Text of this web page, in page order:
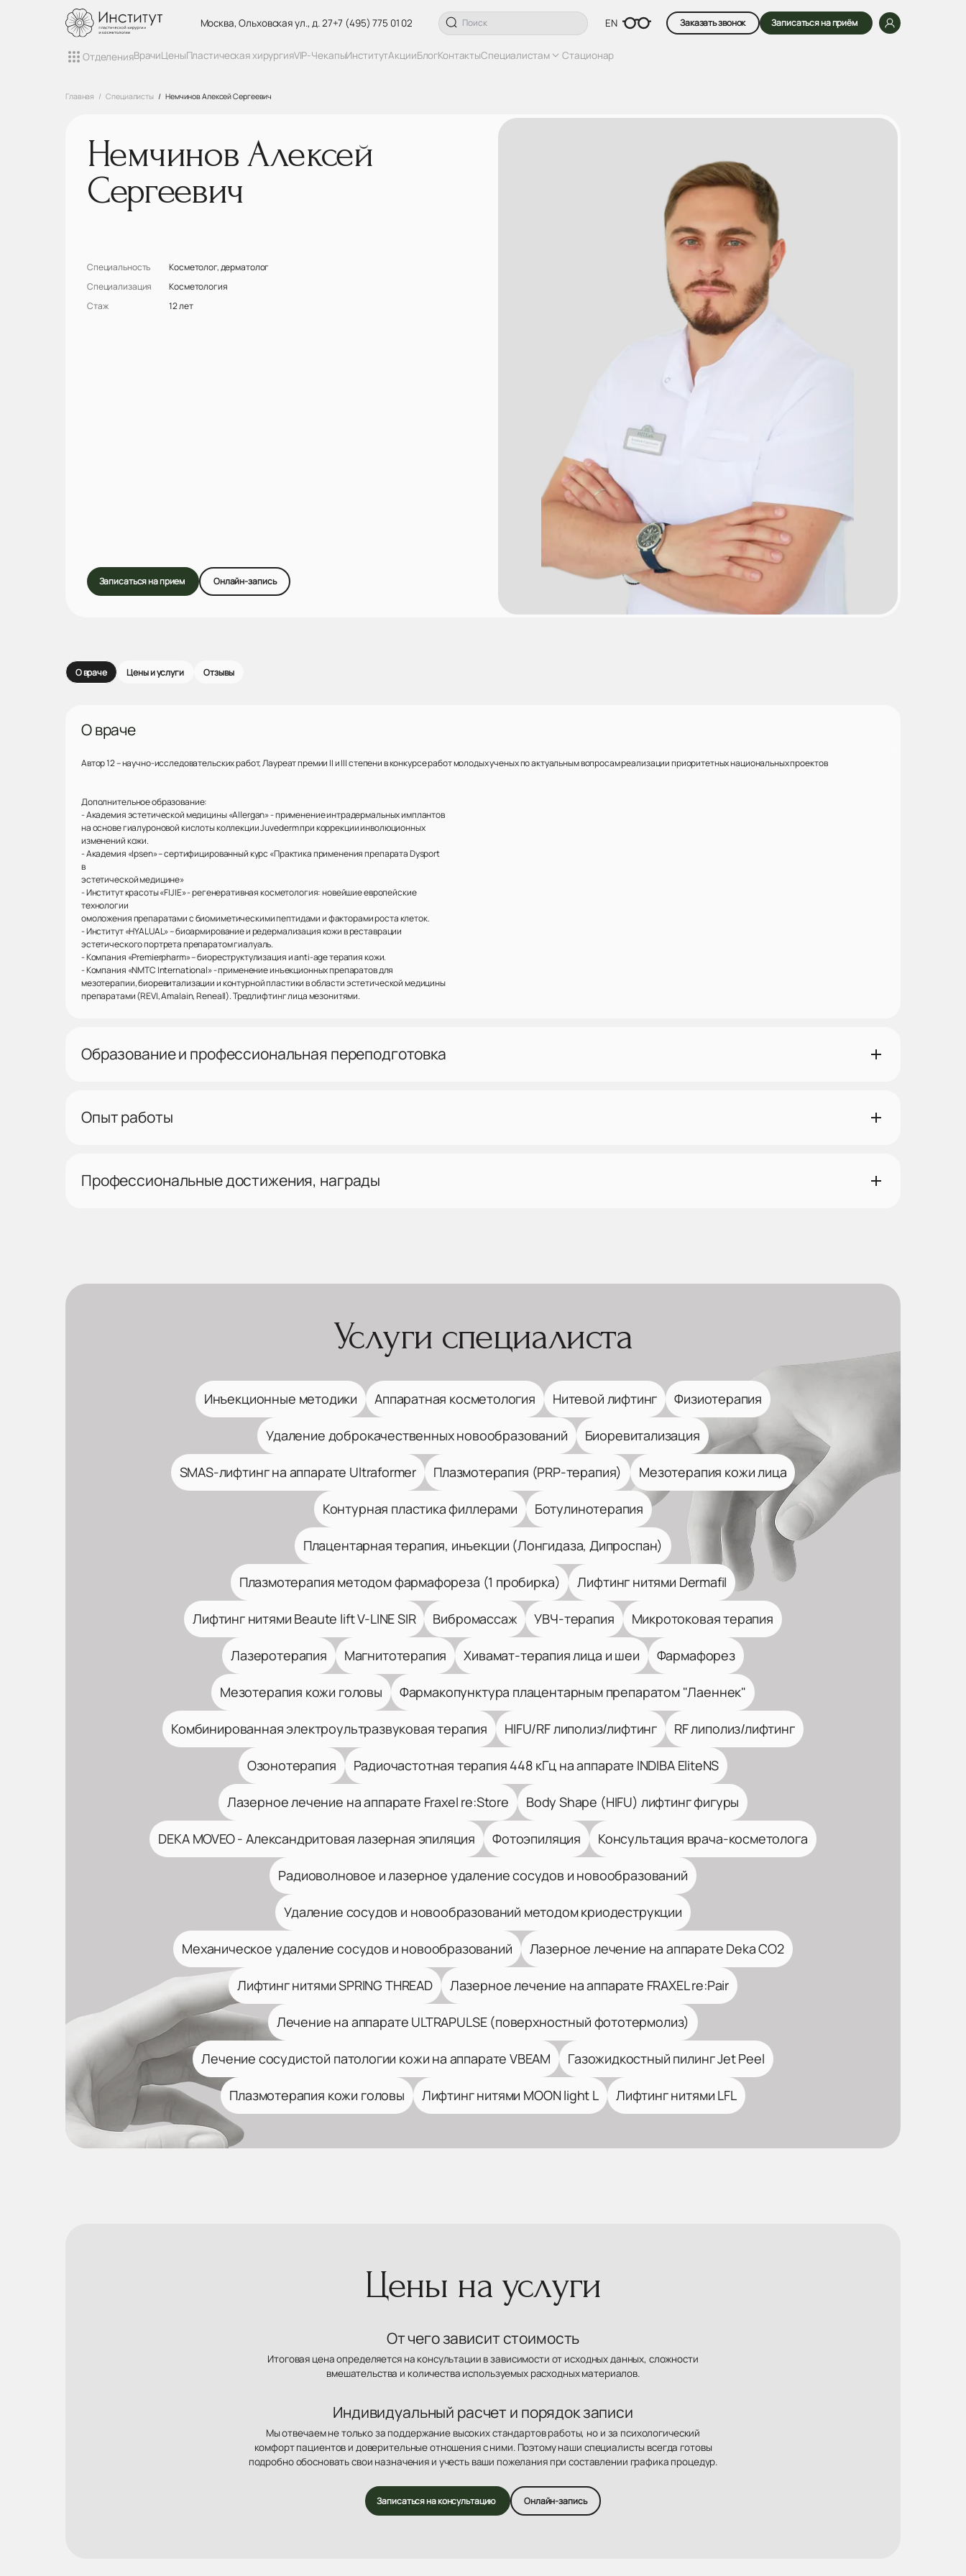
Москва, Ольховская ул., д. 27+7 (495) 775 01 02 EN Заказать звонок Записаться на приём
ОтделенияВрачиЦеныПластическая хирургияVIP-ЧекапыИнститутАкцииБлогКонтактыСпециалистам Стационар
Главная Специалисты Немчинов Алексей Сергеевич
Немчинов Алексей
Сергеевич
Специальность
Косметолог, дерматолог
Специализация
Косметология
Стаж
12 лет
Записаться на прием Онлайн-запись
О враче Цены и услуги Отзывы
О враче
Автор 12 – научно-исследовательских работ, Лауреат премии II и III степени в конкурсе работ молодых ученых по актуальным вопросам реализации приоритетных национальных проектов
Дополнительное образование:
- Академия эстетической медицины «Allergan» - применение интрадермальных имплантов
на основе гиалуроновой кислоты коллекции Juvederm при коррекции инволюционных
изменений кожи.
- Академия «Ipsen» – сертифицированный курс «Практика применения препарата Dysport
в
эстетической медицине»
- Институт красоты «FIJIE» - регенеративная косметология: новейшие европейские
технологии
омоложения препаратами с биомиметическими пептидами и факторами роста клеток.
- Институт «HYALUAL» – биоармирование и редермализация кожи в реставрации
эстетического портрета препаратом гиалуаль.
- Компания «Premierpharm» – биореструктулизация и anti-age терапия кожи.
- Компания «NMTC International» - применение инъекционных препаратов для
мезотерапии, биоревитализации и контурной пластики в области эстетической медицины
препаратами (REVI, Amalain, Reneall). Тредлифтинг лица мезонитями.
Образование и профессиональная переподготовка
Опыт работы
Профессиональные достижения, награды
Услуги специалиста
Инъекционные методики Аппаратная косметология Нитевой лифтинг Физиотерапия
Удаление доброкачественных новообразований Биоревитализация
SMAS-лифтинг на аппарате Ultraformer Плазмотерапия (PRP-терапия) Мезотерапия кожи лица
Контурная пластика филлерами Ботулинотерапия
Плацентарная терапия, инъекции (Лонгидаза, Дипроспан)
Плазмотерапия методом фармафореза (1 пробирка) Лифтинг нитями Dermafil
Лифтинг нитями Beaute lift V-LINE SIR Вибромассаж УВЧ-терапия Микротоковая терапия
Лазеротерапия Магнитотерапия Хивамат-терапия лица и шеи Фармафорез
Мезотерапия кожи головы Фармакопунктура плацентарным препаратом "Лаеннек"
Комбинированная электроультразвуковая терапия HIFU/RF липолиз/лифтинг RF липолиз/лифтинг
Озонотерапия Радиочастотная терапия 448 кГц на аппарате INDIBA EliteNS
Лазерное лечение на аппарате Fraxel re:Store Body Shape (HIFU) лифтинг фигуры
DEKA MOVEO - Александритовая лазерная эпиляция Фотоэпиляция Консультация врача-косметолога
Радиоволновое и лазерное удаление сосудов и новообразований
Удаление сосудов и новообразований методом криодеструкции
Механическое удаление сосудов и новообразований Лазерное лечение на аппарате Deka CO2
Лифтинг нитями SPRING THREAD Лазерное лечение на аппарате FRAXEL re:Pair
Лечение на аппарате ULTRAPULSE (поверхностный фототермолиз)
Лечение сосудистой патологии кожи на аппарате VBEAM Газожидкостный пилинг Jet Peel
Плазмотерапия кожи головы Лифтинг нитями MOON light L Лифтинг нитями LFL
Цены на услуги
От чего зависит стоимость
Итоговая цена определяется на консультации в зависимости от исходных данных, сложности
вмешательства и количества используемых расходных материалов.
Индивидуальный расчет и порядок записи
Мы отвечаем не только за поддержание высоких стандартов работы, но и за психологический
комфорт пациентов и доверительные отношения с ними. Поэтому наши специалисты всегда готовы
подробно обосновать свои назначения и учесть ваши пожелания при составлении графика процедур.
Записаться на консультацию Онлайн-запись